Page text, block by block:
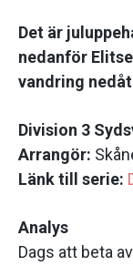
Det är
nedanför
vandring
Division 3
Arrangör:
Länk till serie:
Analys
Dags att beta